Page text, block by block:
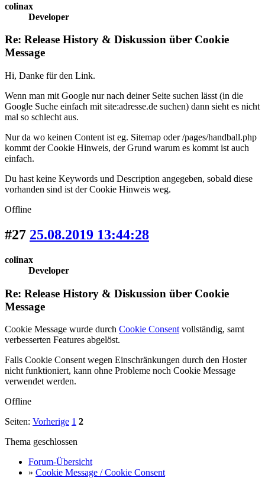
colinax
Developer
Re: Release History & Diskussion über Cookie
Message
Hi, Danke für den Link.
Wenn man mit Google nur nach deiner Seite suchen lässt (in die
Google Suche einfach mit site:adresse.de suchen) dann sieht es nicht
mal so schlecht aus.
Nur da wo keinen Content ist eg. Sitemap oder /pages/handball.php
kommt der Cookie Hinweis, der Grund warum es kommt ist auch
einfach.
Du hast keine Keywords und Description angegeben, sobald diese
vorhanden sind ist der Cookie Hinweis weg.
Offline
#27 25.08.2019 13:44:28
colinax
Developer
Re: Release History & Diskussion über Cookie
Message
Cookie Message wurde durch Cookie Consent vollständig, samt
verbesserten Features abgelöst.
Falls Cookie Consent wegen Einschränkungen durch den Hoster
nicht funktioniert, kann ohne Probleme noch Cookie Message
verwendet werden.
Offline
Seiten: Vorherige 1 2
Thema geschlossen
Forum-Übersicht
» Cookie Message / Cookie Consent